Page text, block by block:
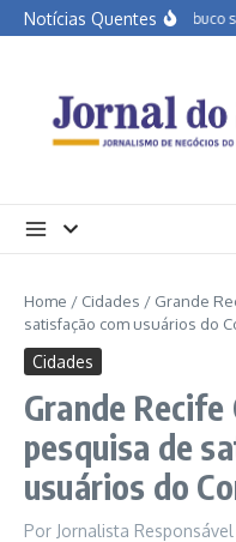
Ir para o conteúdo
Notícias QuentesPernambuco
Home / Cidades / Grande
satisfação com usuários do
Cidades
Grande
pesquisa de
usuários do
Por Jornalista